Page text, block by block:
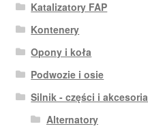
Katalizatory FAP
Kontenery
Opony i koła
Podwozie i osie
Silnik - części i akcesoria
Alternatory